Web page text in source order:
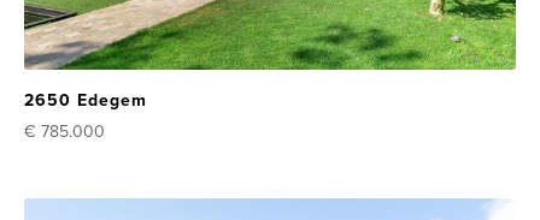
2650 Edegem
€ 785.000